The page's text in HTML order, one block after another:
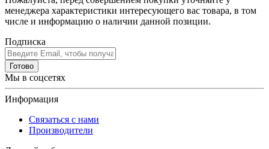
менеджера характеристики интересующего вас товара, в том
числе и информацию о наличии данной позиции.
Подписка
Готово
Мы в соцсетях
Информация
Связаться с нами
Производители